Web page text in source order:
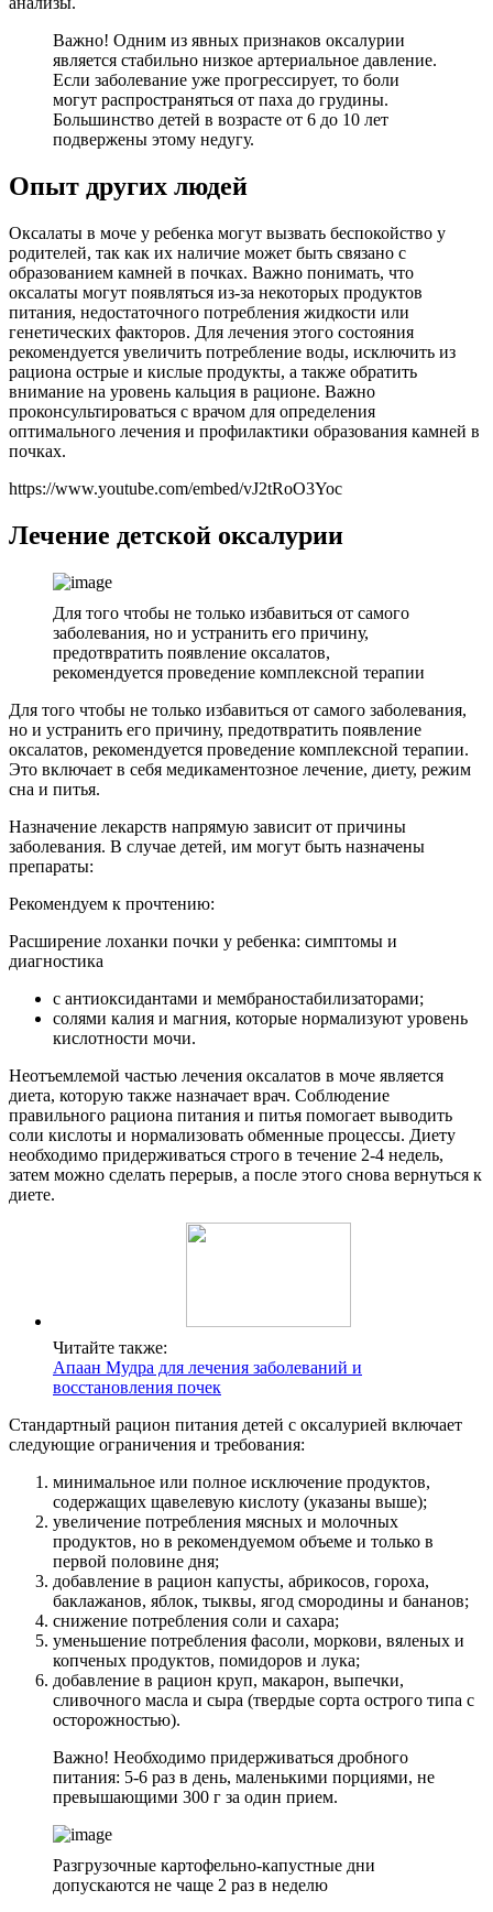
Важно! Одним из явных признаков оксалурии
является стабильно низкое артериальное давление.
Если заболевание уже прогрессирует, то боли
могут распространяться от паха до грудины.
Большинство детей в возрасте от 6 до 10 лет
подвержены этому недугу.
Опыт других людей
Оксалаты в моче у ребенка могут вызвать беспокойство у
родителей, так как их наличие может быть связано с
образованием камней в почках. Важно понимать, что
оксалаты могут появляться из-за некоторых продуктов
питания, недостаточного потребления жидкости или
генетических факторов. Для лечения этого состояния
рекомендуется увеличить потребление воды, исключить из
рациона острые и кислые продукты, а также обратить
внимание на уровень кальция в рационе. Важно
проконсультироваться с врачом для определения
оптимального лечения и профилактики образования камней в
почках.
https://www.youtube.com/embed/vJ2tRoO3Yoc
Лечение детской оксалурии
Для того чтобы не только избавиться от самого
заболевания, но и устранить его причину,
предотвратить появление оксалатов,
рекомендуется проведение комплексной терапии
Для того чтобы не только избавиться от самого заболевания,
но и устранить его причину, предотвратить появление
оксалатов, рекомендуется проведение комплексной терапии.
Это включает в себя медикаментозное лечение, диету, режим
сна и питья.
Назначение лекарств напрямую зависит от причины
заболевания. В случае детей, им могут быть назначены
препараты:
Рекомендуем к прочтению:
Расширение лоханки почки у ребенка: симптомы и
диагностика
с антиоксидантами и мембраностабилизаторами;
солями калия и магния, которые нормализуют уровень
кислотности мочи.
Неотъемлемой частью лечения оксалатов в моче является
диета, которую также назначает врач. Соблюдение
правильного рациона питания и питья помогает выводить
соли кислоты и нормализовать обменные процессы. Диету
необходимо придерживаться строго в течение 2-4 недель,
затем можно сделать перерыв, а после этого снова вернуться к
диете.
Читайте также:
Апаан Мудра для лечения заболеваний и
восстановления почек
Стандартный рацион питания детей с оксалурией включает
следующие ограничения и требования:
минимальное или полное исключение продуктов,
содержащих щавелевую кислоту (указаны выше);
увеличение потребления мясных и молочных
продуктов, но в рекомендуемом объеме и только в
первой половине дня;
добавление в рацион капусты, абрикосов, гороха,
баклажанов, яблок, тыквы, ягод смородины и бананов;
снижение потребления соли и сахара;
уменьшение потребления фасоли, моркови, вяленых и
копченых продуктов, помидоров и лука;
добавление в рацион круп, макарон, выпечки,
сливочного масла и сыра (твердые сорта острого типа с
осторожностью).
Важно! Необходимо придерживаться дробного
питания: 5-6 раз в день, маленькими порциями, не
превышающими 300 г за один прием.
Разгрузочные картофельно-капустные дни
допускаются не чаще 2 раз в неделю